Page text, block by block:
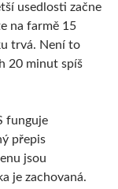
usedlosti začne
na farmě 15
trvá. Není to
20 minut spíš
funguje
přepis
jsou
je zachovaná.